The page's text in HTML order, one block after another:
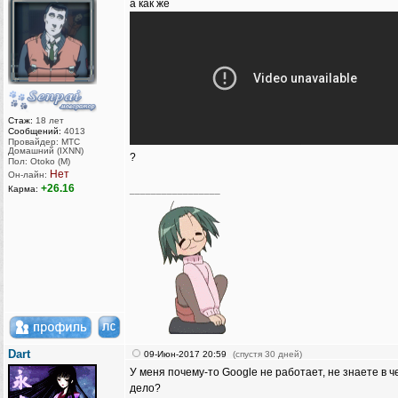
Стаж: 18 лет
Сообщений: 4013
Провайдер: МТС
Домашний (IXNN)
Пол: Otoko (M)
Он-лайн: Нет
Карма: +26.16
а как же
?
Dart 09-Июн-2017 20:59 (спустя 30 дней)
У меня почему-то Google не работает, не знаете в
дело?